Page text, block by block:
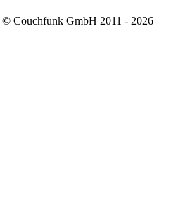
© Couchfunk GmbH 2011 - 2026